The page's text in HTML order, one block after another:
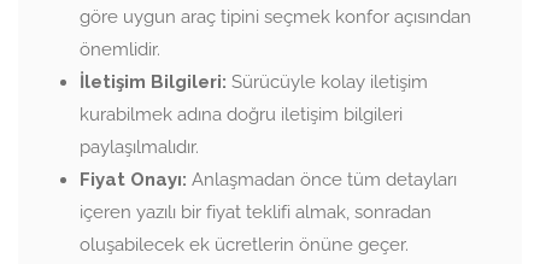
göre uygun araç tipini seçmek konfor açısından
önemlidir.
İletişim Bilgileri: Sürücüyle kolay iletişim
kurabilmek adına doğru iletişim bilgileri
paylaşılmalıdır.
Fiyat Onayı: Anlaşmadan önce tüm detayları
içeren yazılı bir fiyat teklifi almak, sonradan
oluşabilecek ek ücretlerin önüne geçer.